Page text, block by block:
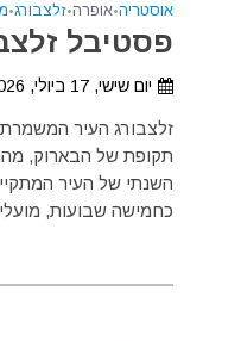
אוסטריה•אופרה•זלצבורג•
פסטיבל זלצבורג
יום שישי, 17 ביולי, 2026 - יום ראשון, 30 באוגוסט, 2026
זלצבורג העיר
תקופת של הבארוק,
השנתי של העיר
כחמישה שבועות,